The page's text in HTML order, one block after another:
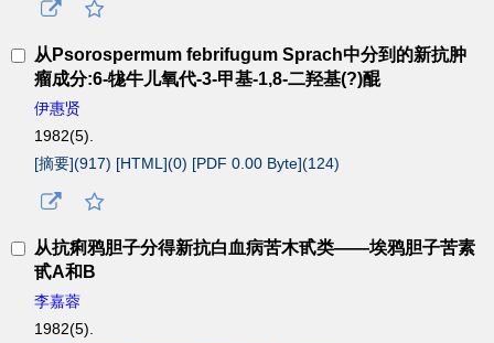
从Psorospermum febrifugum Sprach中分到的新抗肿
瘤成分:6-牻牛儿氧代-3-甲基-1,8-二羟基(?)醌
伊惠贤
1982(5).
[摘要](917) [HTML](0) [PDF 0.00 Byte](124)
从抗痢鸦胆子分得新抗白血病苦木甙类——埃鸦胆子苦素
甙A和B
李嘉蓉
1982(5).